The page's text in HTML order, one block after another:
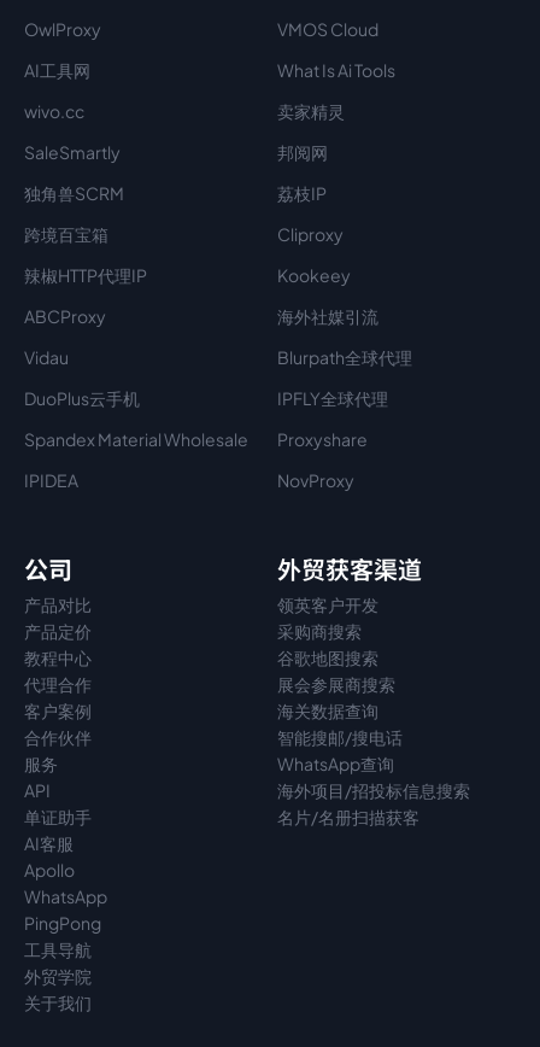
OwlProxy
VMOS Cloud
AI工具网
What Is Ai Tools
wivo.cc
卖家精灵
SaleSmartly
邦阅网
独角兽SCRM
荔枝IP
跨境百宝箱
Cliproxy
辣椒HTTP代理IP
Kookeey
ABCProxy
海外社媒引流
Vidau
Blurpath全球代理
DuoPlus云手机
IPFLY全球代理
Spandex Material Wholesale​
Proxyshare
IPIDEA
NovProxy
公司
产品对比
产品定价
教程中心
代理合作
客户案例
合作伙伴
服务
API
单证助手
AI客服
Apollo
WhatsApp
PingPong
工具导航
外贸学院
关于我们
外贸获客渠道
领英客户开发
采购商搜索
谷歌地图搜索
展会参展商搜索
海关数据查询
智能搜邮/搜电话
WhatsApp查询
海外项目/招投标信息搜索
名片/名册扫描获客